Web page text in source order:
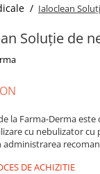
/ Ialoclean
Soluție de
la Farma-Derma
cu nebulizator cu
administrarea
DE ACHIZITIE